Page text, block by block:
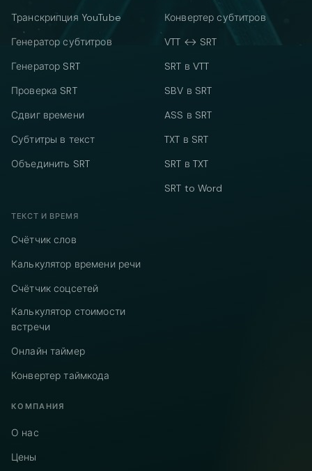
Транскрипция YouTube
Генератор субтитров
Генератор SRT
Проверка SRT
Сдвиг времени
Субтитры в текст
Объединить SRT
Конвертер субтитров
VTT ↔ SRT
SRT в VTT
SBV в SRT
ASS в SRT
TXT в SRT
SRT в TXT
SRT to Word
ТЕКСТ И ВРЕМЯ
Счётчик слов
Калькулятор времени речи
Счётчик соцсетей
Калькулятор стоимости
встречи
Онлайн таймер
Конвертер таймкода
КОМПАНИЯ
О нас
Цены